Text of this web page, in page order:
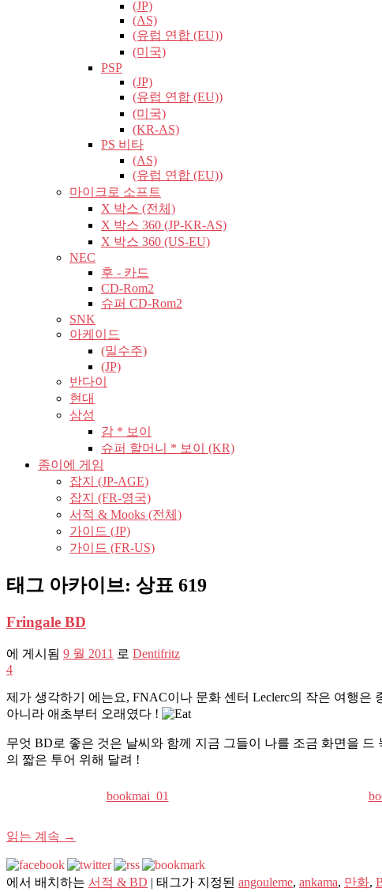
(JP)
(AS)
(유럽​​ 연합 (EU))
(미국)
PSP
(JP)
(유럽​​ 연합 (EU))
(미국)
(KR-AS)
PS 비타
(AS)
(유럽​​ 연합 (EU))
마이크로 소프트
X 박스 (전체)
X 박스 360 (JP-KR-AS)
X 박스 360 (US-EU)
NEC
후 - 카드
CD-Rom2
슈퍼 CD-Rom2
SNK
아케이드
(밀수주)
(JP)
반다이
현대
삼성
감 * 보이
슈퍼 할머니 * 보이 (KR)
종이에 게임
잡지 (JP-AGE)
잡지 (FR-영국)
서적 & Mooks (전체)
가이드 (JP)
가이드 (FR-US)
태그 아카이브: 상표 619
Fringale BD
에 게시됨 9 월 2011 로 Dentifritz
4
제가 생각하기 에는요, FNAC이나 문화 센터 Leclerc의 작은 여행
아니라 애초부터 오래였다 !
무엇 BD로 좋은 것은 날씨와 함께 지금 그들이 나를 조금 화면을
의 짧은 투어 위해 달려 !
bookmai_01
읽는 계속 →
에서 배치하는 서적 & BD | 태그가 지정된 angouleme, ankama, 만화,